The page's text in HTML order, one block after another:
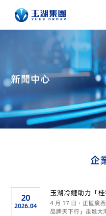
新聞中心
企
20
2026.04
玉湖冷鏈助力「
4 月 17 日，正值廣
品牌天下行」走進大